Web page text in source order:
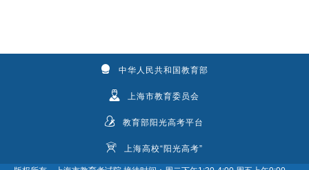
中华人民共和国教育部
上海市教育委员会
教育部阳光高考平台
上海高校“阳光高考”